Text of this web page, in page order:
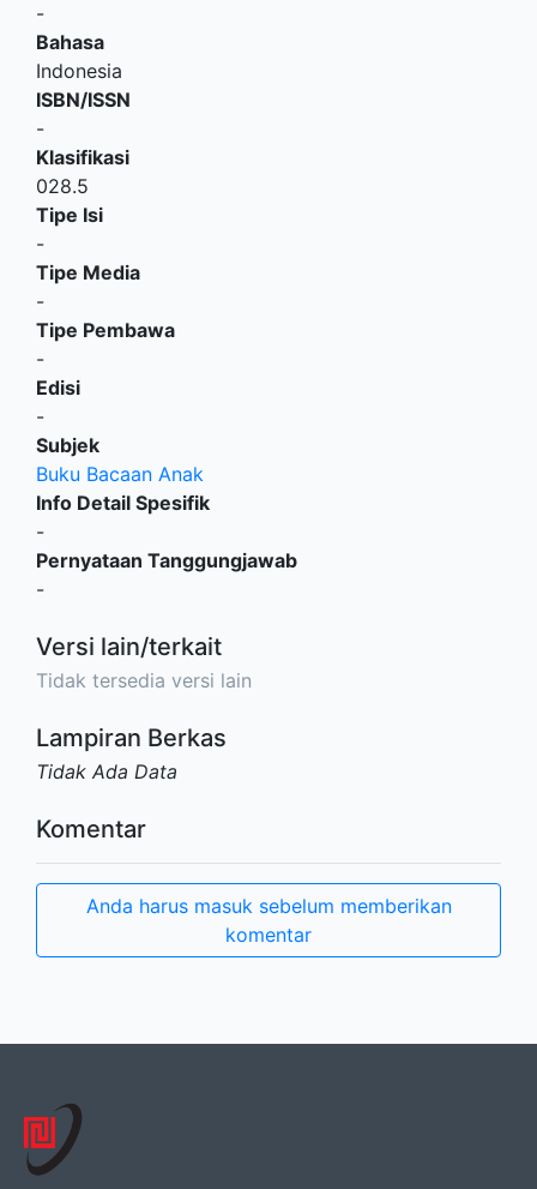
-
Bahasa
Indonesia
ISBN/ISSN
-
Klasifikasi
028.5
Tipe Isi
-
Tipe Media
-
Tipe Pembawa
-
Edisi
-
Subjek
Buku Bacaan Anak
Info Detail Spesifik
-
Pernyataan Tanggungjawab
-
Versi lain/terkait
Tidak tersedia versi lain
Lampiran Berkas
Tidak Ada Data
Komentar
Anda harus masuk sebelum memberikan
komentar